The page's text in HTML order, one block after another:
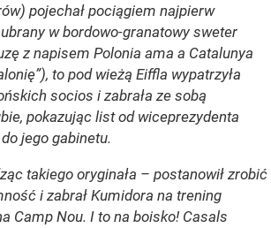
pojechał pociągiem najpierw
ubrany w bordowo-granatowy sweter
z napisem Polonia ama a Catalunya
to pod wieżą Eiffla wypatrzyła
socios i zabrała ze sobą
pokazując list od wiceprezydenta
jego gabinetu.
takiego oryginała – postanowił zrobić
i zabrał Kumidora na trening
Camp Nou. I to na boisko! Casals